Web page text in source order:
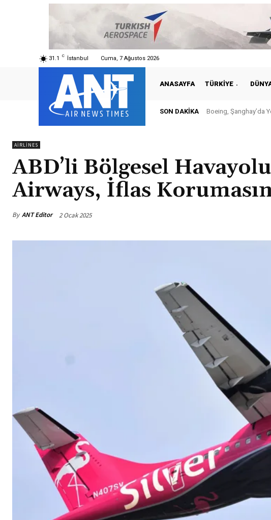
31.1 C İstanbul Cuma, 7 Ağustos 2026
ANASAYFA TÜRKIYE
SON DAKIKA Boeing, Şanghay’da
Türkiye ile Vietnam
AIRLINES
ABD’li Bölgesel
Airways, İflas
By ANT Editor 2 Ocak 2025